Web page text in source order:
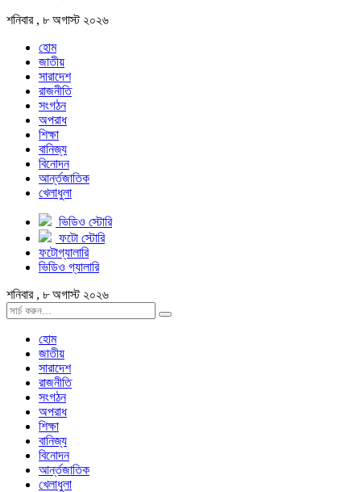
শনিবার , ৮ অগাস্ট ২০২৬
হোম
জাতীয়
সারাদেশ
রাজনীতি
সংগঠন
অপরাধ
শিক্ষা
বানিজ্য
বিনোদন
আর্ন্তজাতিক
খেলাধুলা
ভিডিও স্টোরি
ফটো স্টোরি
ফটোগ্যালারি
ভিডিও গ্যালারি
শনিবার , ৮ অগাস্ট ২০২৬
হোম
জাতীয়
সারাদেশ
রাজনীতি
সংগঠন
অপরাধ
শিক্ষা
বানিজ্য
বিনোদন
আর্ন্তজাতিক
খেলাধুলা